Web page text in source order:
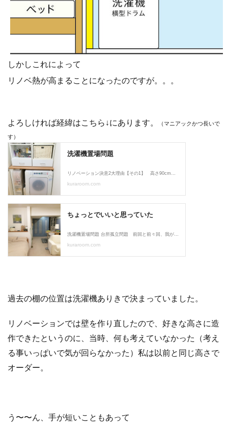
しかしこれによって
リノベ熱が高まることになったのですが。。。
よろしければ経緯はこちら↓にあります。
（マニアックかつ長いで
す）
過去の棚の位置は洗濯機ありきで決まっていました。
リノベーションでは壁を作り直したので、好きな高さに造
作できたというのに、当時、何も考えていなかった（考え
る事いっぱいで気が回らなかった）私は以前と同じ高さで
オーダー。
う〜〜ん、手が短いこともあって